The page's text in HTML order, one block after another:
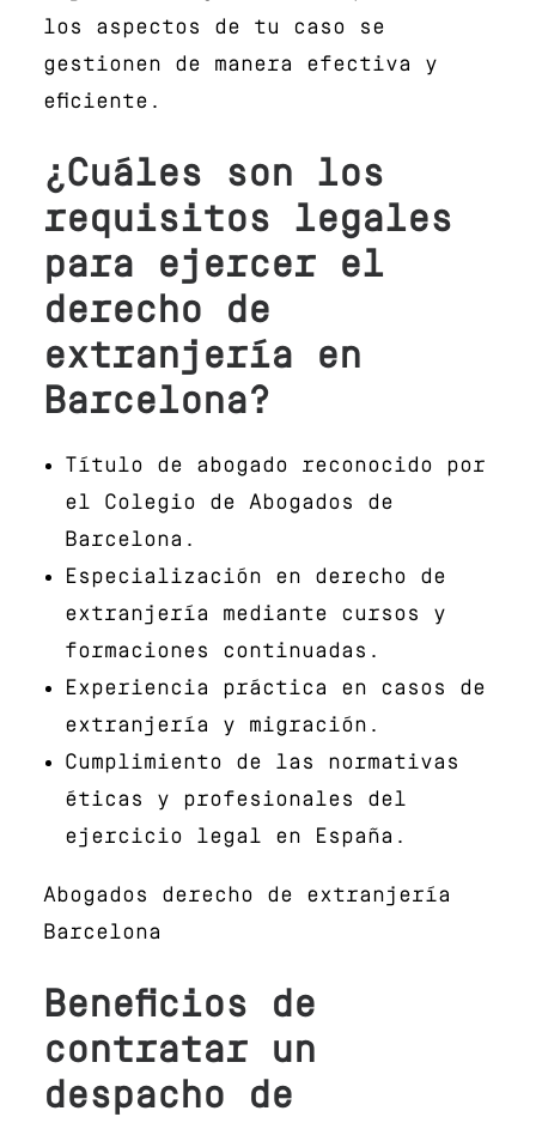
los aspectos de tu caso se
gestionen de manera efectiva y
eficiente.
¿Cuáles son los
requisitos legales
para ejercer el
derecho de
extranjería en
Barcelona?
Título de abogado reconocido por
el Colegio de Abogados de
Barcelona.
Especialización en derecho de
extranjería mediante cursos y
formaciones continuadas.
Experiencia práctica en casos de
extranjería y migración.
Cumplimiento de las normativas
éticas y profesionales del
ejercicio legal en España.
Abogados derecho de extranjería
Barcelona
Beneficios de
contratar un
despacho de